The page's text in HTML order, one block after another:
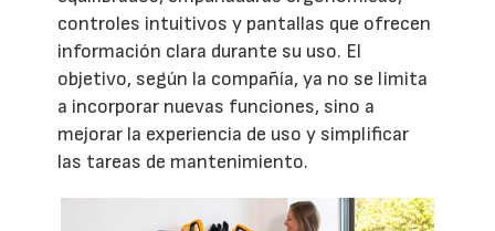
controles intuitivos y pantallas que ofrecen
información clara durante su uso. El
objetivo, según la compañía, ya no se limita
a incorporar nuevas funciones, sino a
mejorar la experiencia de uso y simplificar
las tareas de mantenimiento.